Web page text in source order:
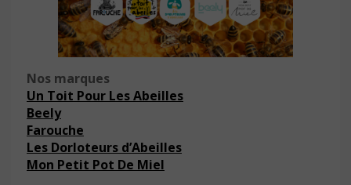
Nos marques
Un Toit Pour Les Abeilles
Beely
Farouche
Les Dorloteurs d’Abeilles
Mon Petit Pot De Miel